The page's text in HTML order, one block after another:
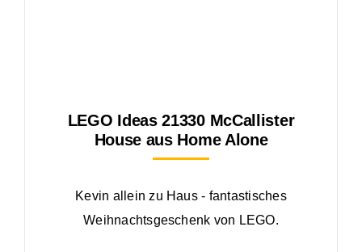
LEGO Ideas 21330 McCallister
House aus Home Alone
Kevin allein zu Haus - fantastisches
Weihnachtsgeschenk von LEGO.